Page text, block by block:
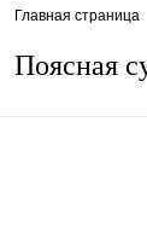
Главная страница
Поясная